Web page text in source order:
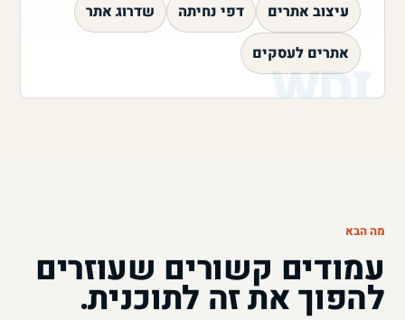
עיצוב אתרים דפי נחיתה שדרוג אתר
אתרים לעסקים
מה הבא
עמודים קשורים שעוזרים
להפוך את זה לתוכנית.